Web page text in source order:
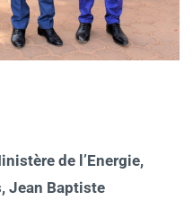
de l’Energie,
Jean Baptiste